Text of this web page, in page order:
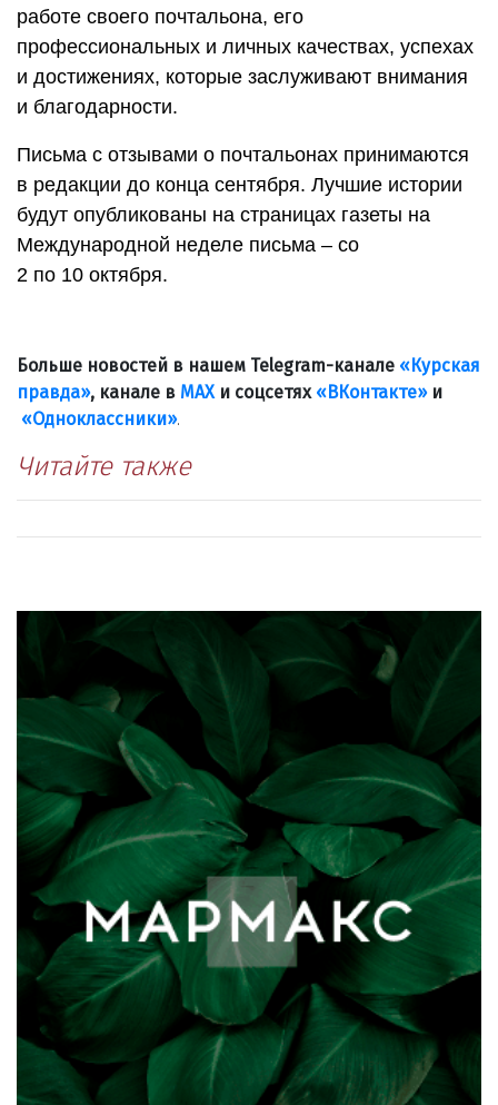
работе своего почтальона, его
профессиональных и личных качествах, успехах
и достижениях, которые заслуживают внимания
и благодарности.
Письма с отзывами о почтальонах принимаются
в редакции до конца сентября. Лучшие истории
будут опубликованы на страницах газеты на
Международной неделе письма – со
2 по 10 октября.
Больше новостей в нашем Telegram-канале «Курская
правда», канале в МАХи соцсетях «ВКонтакте»и
«Одноклассники».
Читайте также